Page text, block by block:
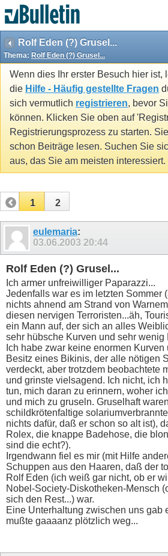
Rolf Eden (?) Grusel...
Thema: Rolf Eden (?) Grusel...
Wenn dies Ihr erster Besuch hier ist,
die Hilfe - Häufig gestellte Fragen
sich vermutlich registrieren, bevor
können. Klicken Sie oben auf
Registrierungsprozess zu starten.
schon Beiträge lesen. Suchen Sie
aus, das Sie am meisten interessiert.
1 2
eulemaria:
03.06.2003 20:44
Rolf Eden (?) Grusel...
Ich armer unfreiwilliger Paparazzi...
Jedenfalls war es im letzten Sommer
nichts ahnend am Strand von
diesen nervigen Terroristen...äh,
ein Mann auf, der sich an alles
sehr hübsche Kurven und sehr wenig
Ich habe zwar keine enormen
Besitz eines Bikinis, der alle nötigen
verdeckt, aber trotzdem beobachtete
und grinste vielsagend. Ich nicht, ich
tun, mich daran zu erinnern, woher
und mich zu gruseln. Gruselhaft
schildkrötenfaltige
nichts dafür, daß er schon so alt ist),
Rolex, die knappe Badehose, die
sind die echt?).
Irgendwann fiel es mir (mit Hilfe
Schuppen aus den Haaren, daß der
Rolf Eden (ich weiß gar nicht, ob er
Nobel-Society-Diskotheken-Mensch
sich den Rest...) war.
Eine Unterhaltung zwischen uns gab
mußte gaaaanz plötzlich weg...